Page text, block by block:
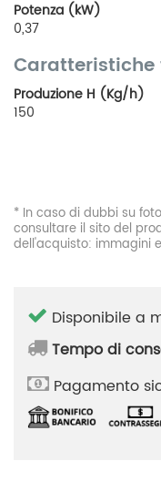
Potenza (kW)
0,37
Caratteristiche
Produzione H (Kg/h)
150
* In caso di dubbi su
consultare il sito del
dell'acquisto: immagini
Disponibile a
Tempo di
Pagamento